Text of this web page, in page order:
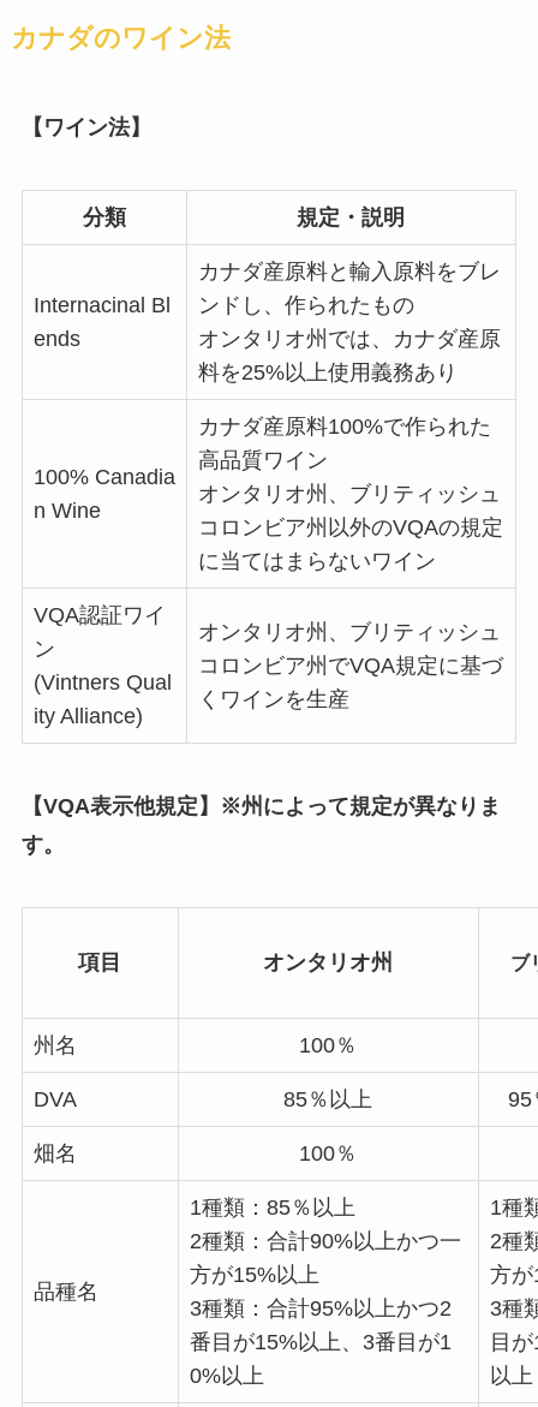
カナダのワイン法
【ワイン法】
分類 規定・説明
Internacinal Bl
ends
カナダ産原料と輸入原料をブレ
ンドし、作られたもの
オンタリオ州では、カナダ産原
料を25%以上使用義務あり
100% Canadia
n Wine
カナダ産原料100%で作られた
高品質ワイン
オンタリオ州、ブリティッシュ
コロンビア州以外のVQAの規定
に当てはまらないワイン
VQA認証ワイ
ン
(Vintners Qual
ity Alliance)
オンタリオ州、ブリティッシュ
コロンビア州でVQA規定に基づ
くワインを生産
【VQA表示他規定】※州によって規定が異なりま
す。
項目 オンタリオ州 ブ
州名 100％
DVA 85％以上 95
畑名 100％
品種名
1種類：85％以上
2種類：合計90%以上かつ一
方が15%以上
3種類：合計95%以上かつ2
番目が15%以上、3番目が1
0%以上
1種
2種
方が
3種
目
以上